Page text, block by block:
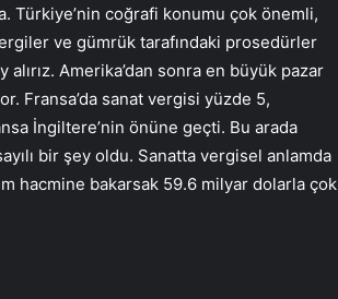
Türkiye’nin coğrafi konumu çok önemli,
ve gümrük tarafındaki prosedürler
Amerika’dan sonra en büyük pazar
Fransa’da sanat vergisi yüzde 5,
İngiltere’nin önüne geçti. Bu arada
bir şey oldu. Sanatta vergisel anlamda
hacmine bakarsak 59.6 milyar dolarla çok